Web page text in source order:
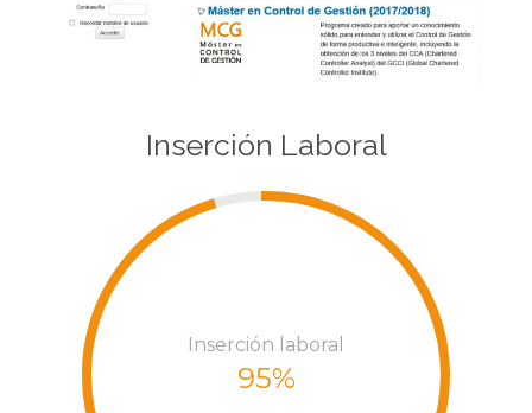
Inserción Laboral
Inserción laboral
95%